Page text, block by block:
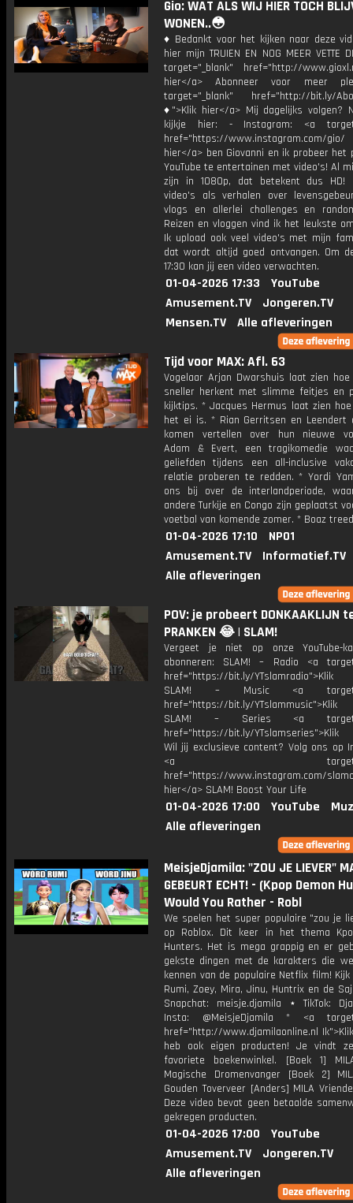
Gio: WAT ALS WIJ HIER TOCH
WONEN..😳
♦ Bedankt voor het kijken naar deze
hier mijn TRUIEN EN NOG MEER VETTE
target="_blank" href="http://
hier</a> Abonneer voor meer
target="_blank" href="http://bit.ly/
♦">Klik hier</a> Mij dagelijks volgen?
kijkje hier: - Instagram: <a
href="https://www.instagram.com/
hier</a> ben Giovanni en ik probeer het
YouTube te entertainen met video's! Al
zijn in 1080p, dat betekent dus HD!
video's als verhalen over
vlogs en allerlei challenges en
Reizen en vloggen vind ik het leukste
Ik upload ook veel video's met mijn
dat wordt altijd goed ontvangen. Om
17:30 kan jij een video verwachten.
01-04-2026 17:33
YouTube
Amusement.TV
Jongeren.TV
Mensen.TV
Alle afleveringen
Tijd voor MAX: Afl. 63
Vogelaar Arjan Dwarshuis laat zien
sneller herkent met slimme feitjes en
kijktips. * Jacques Hermus laat zien
het ei is. * Rian Gerritsen en Leendert
komen vertellen over hun nieuwe
Adam & Evert, een tragikomedie
geliefden tijdens een all-inclusive
relatie proberen te redden. * Yordi
ons bij over de interlandperiode,
andere Turkije en Congo zijn geplaatst
voetbal van komende zomer. * Boaz
01-04-2026 17:10
NPO1
Amusement.TV
Informatief.TV
Alle afleveringen
POV: je probeert DONKAAKLIJN
PRANKEN 😂 | SLAM!
Vergeet je niet op onze YouTube-
abonneren: SLAM! – Radio <a
href="https://bit.ly/
SLAM! – Music <a
href="https://bit.ly/
SLAM! – Series <a
href="https://bit.ly/
Wil jij exclusieve content? Volg ons op
<a
href="https://www.instagram.com/
hier</a> SLAM! Boost Your Life
01-04-2026 17:00 YouTube
Alle afleveringen
MeisjeDjamila: "ZOU JE LIEVER"
GEBEURT ECHT! - (Kpop Demon
Would You Rather - Robl
We spelen het super populaire "zou je
op Roblox. Dit keer in het thema
Hunters. Het is mega grappig en er
gekste dingen met de karakters die
kennen van de populaire Netflix film!
Rumi, Zoey, Mira, Jinu, Huntrix en de
Snapchat: meisje.djamila ⋆ TikTok:
Insta: @MeisjeDjamila * <a
href="http://www.djamilaonline.nl
heb ook eigen producten! Je vindt
favoriete boekenwinkel. [Boek 1]
Magische Dromenvanger [Boek 2]
Gouden Toverveer [Anders] MILA
Deze video bevat geen betaalde
gekregen producten.
01-04-2026 17:00
YouTube
Amusement.TV
Jongeren.TV
Alle afleveringen